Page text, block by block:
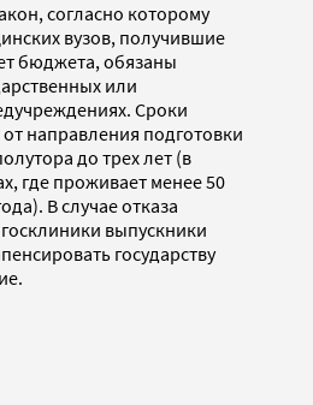
согласно которому
вузов, получившие
бюджета, обязаны
или
Сроки
направления подготовки
до трех лет (в
где проживает менее 50
В случае отказа
выпускники
государству